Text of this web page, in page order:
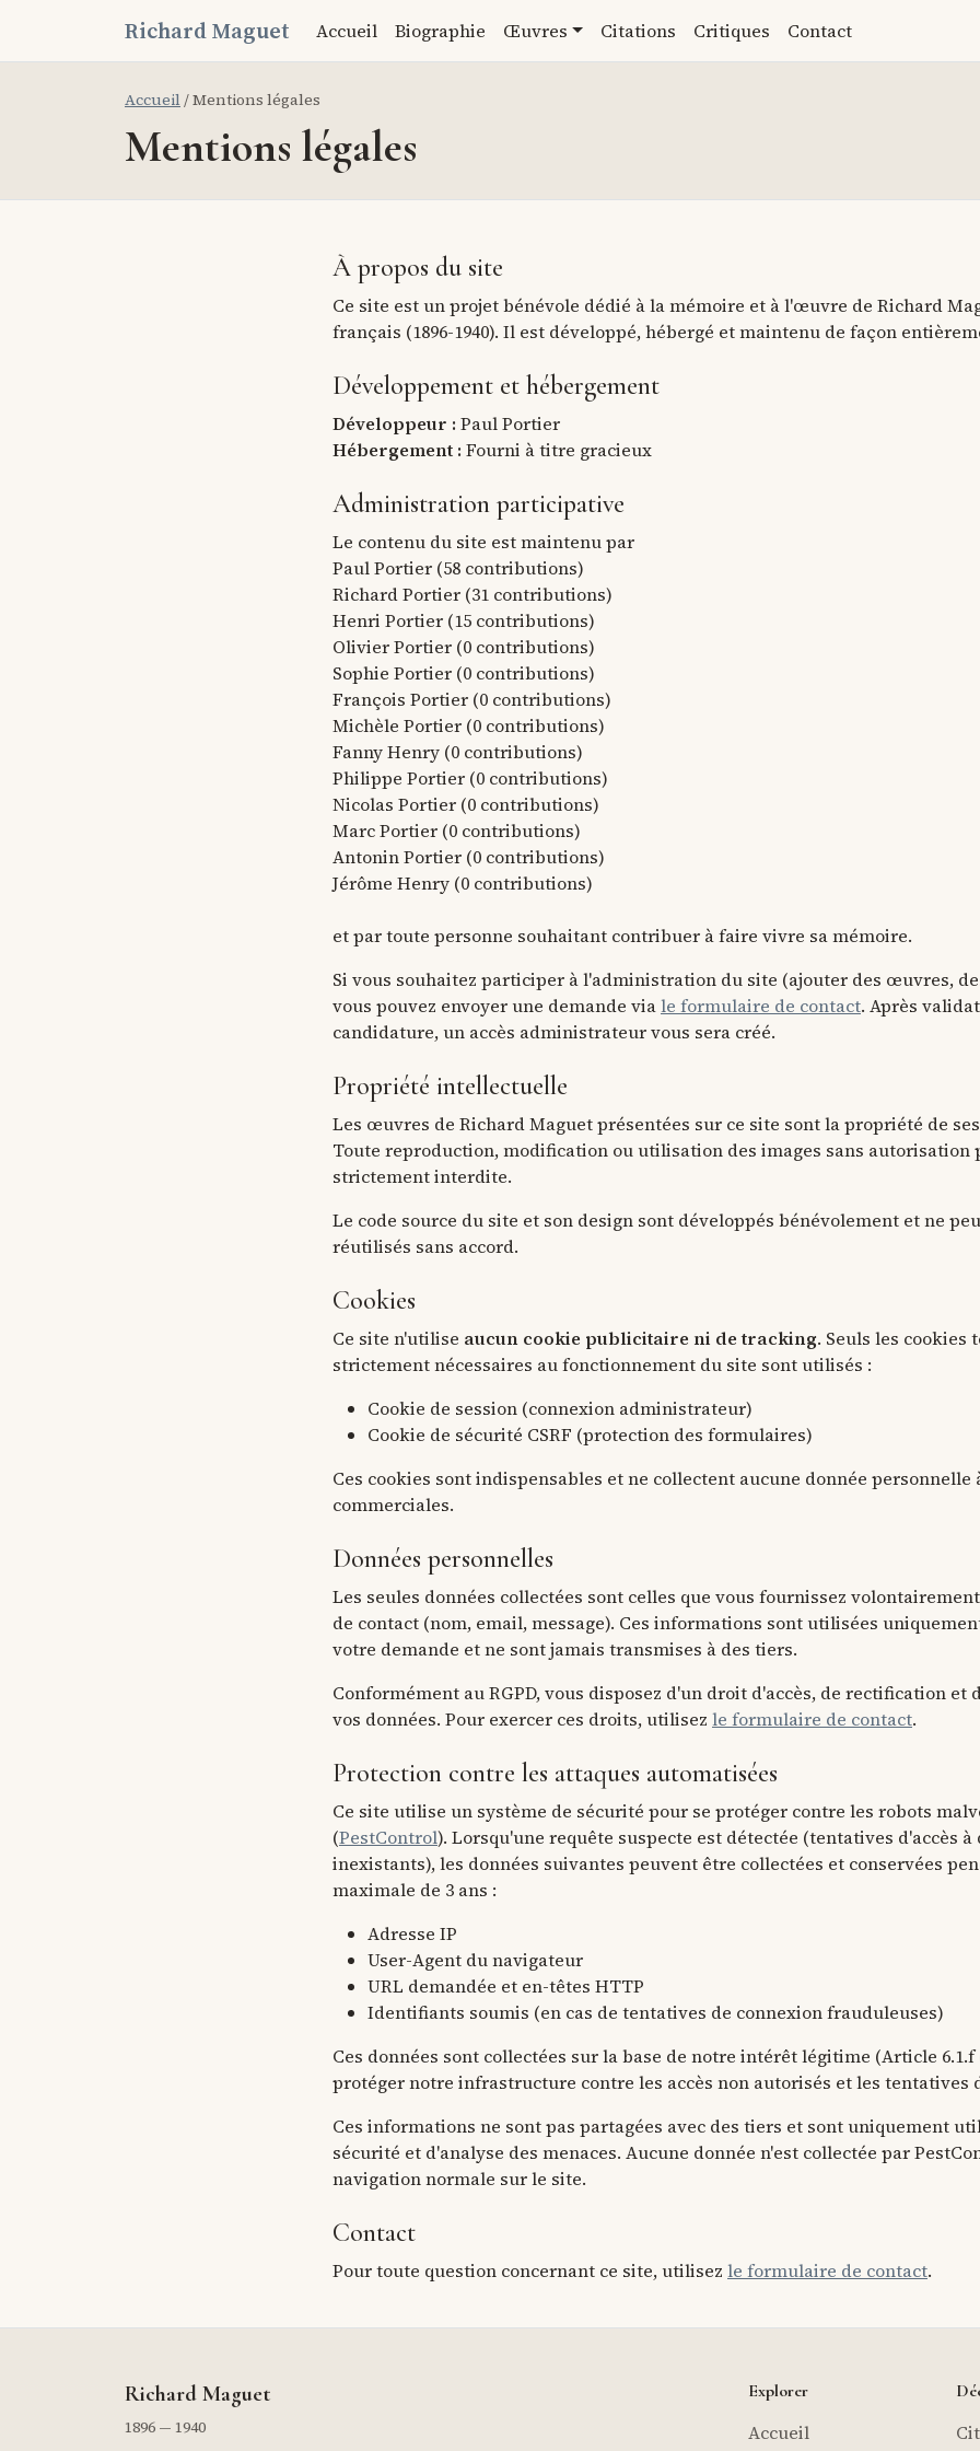
Richard Maguet Accueil Biographie Œuvres Citations Critiques Contact
Accueil/ Mentions légales
Mentions légales
À propos du site
Ce site est un projet bénévole dédié à la mémoire et à l'œuvre de Richard
français (1896-1940). Il est développé, hébergé et maintenu de façon
Développement et hébergement
Développeur : Paul Portier
Hébergement : Fourni à titre gracieux
Administration participative
Le contenu du site est maintenu par
Paul Portier (58 contributions)
Richard Portier (31 contributions)
Henri Portier (15 contributions)
Olivier Portier (0 contributions)
Sophie Portier (0 contributions)
François Portier (0 contributions)
Michèle Portier (0 contributions)
Fanny Henry (0 contributions)
Philippe Portier (0 contributions)
Nicolas Portier (0 contributions)
Marc Portier (0 contributions)
Antonin Portier (0 contributions)
Jérôme Henry (0 contributions)
et par toute personne souhaitant contribuer à faire vivre sa mémoire.
Si vous souhaitez participer à l'administration du site (ajouter des œuvres,
vous pouvez envoyer une demande viale formulaire de contact. Après
candidature, un accès administrateur vous sera créé.
Propriété intellectuelle
Les œuvres de Richard Maguet présentées sur ce site sont la propriété de
Toute reproduction, modification ou utilisation des images sans autorisation
strictement interdite.
Le code source du site et son design sont développés bénévolement et ne
réutilisés sans accord.
Cookies
Ce site n'utilise aucun cookie publicitaire ni de tracking. Seuls les cookies
strictement nécessaires au fonctionnement du site sont utilisés :
Cookie de session (connexion administrateur)
Cookie de sécurité CSRF (protection des formulaires)
Ces cookies sont indispensables et ne collectent aucune donnée personnelle
commerciales.
Données personnelles
Les seules données collectées sont celles que vous fournissez
de contact (nom, email, message). Ces informations sont utilisées
votre demande et ne sont jamais transmises à des tiers.
Conformément au RGPD, vous disposez d'un droit d'accès, de rectification et
vos données. Pour exercer ces droits, utilisez le formulaire de contact.
Protection contre les attaques automatisées
Ce site utilise un système de sécurité pour se protéger contre les robots
(PestControl). Lorsqu'une requête suspecte est détectée (tentatives d'accès à
inexistants), les données suivantes peuvent être collectées et conservées
maximale de 3 ans :
Adresse IP
User-Agent du navigateur
URL demandée et en-têtes HTTP
Identifiants soumis (en cas de tentatives de connexion frauduleuses)
Ces données sont collectées sur la base de notre intérêt légitime (Article 6.1.f
protéger notre infrastructure contre les accès non autorisés et les tentatives
Ces informations ne sont pas partagées avec des tiers et sont uniquement
sécurité et d'analyse des menaces. Aucune donnée n'est collectée par
navigation normale sur le site.
Contact
Pour toute question concernant ce site, utilisez le formulaire de contact.
Richard Maguet
1896 — 1940
Explorer
Accueil